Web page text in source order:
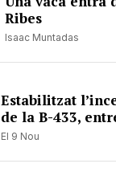
Ribes
Isaac Muntadas
Estabilitzat
de la B-433,
El 9 Nou